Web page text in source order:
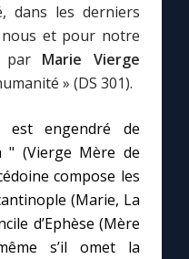
dans les derniers
et pour notre
par Marie Vierge
» (DS 301).
engendré de
" (Vierge Mère de
compose les
(Marie, La
d’Ephèse (Mère
s’il omet la